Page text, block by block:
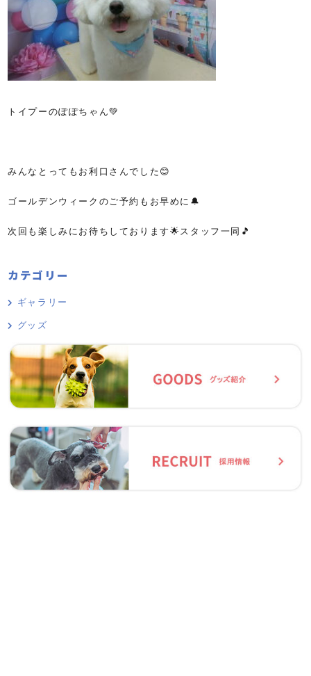
トイプーのぽぽちゃん💚
みんなとってもお利口さんでした😊
ゴールデンウィークのご予約もお早めに🔔
次回も楽しみにお待ちしております🌟スタッフ一同🎵
カテゴリー
ギャラリー
グッズ